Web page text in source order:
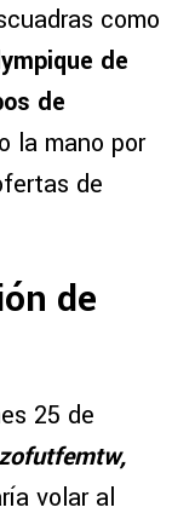
como
de
de
la mano por
de
de
25 de
volar al